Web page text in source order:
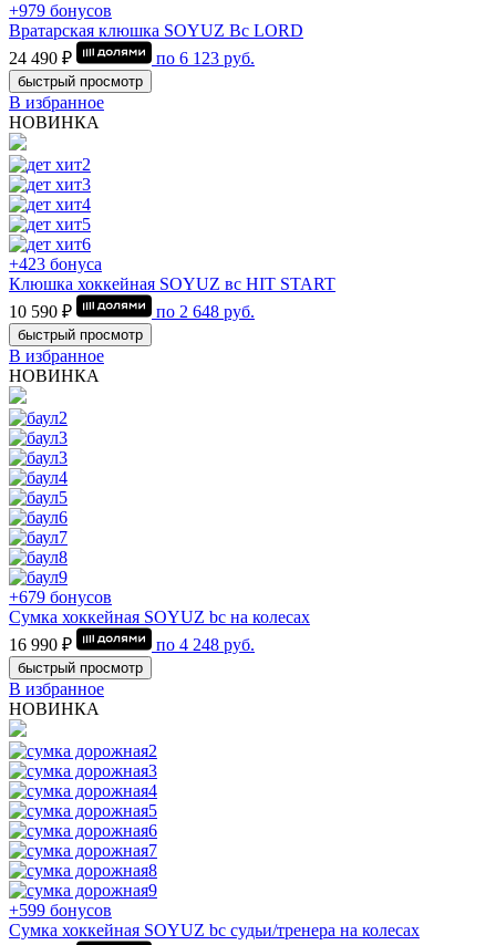
+979 бонусов
Вратарская клюшка SOYUZ Bc LORD
24 490 ₽
по 6 123 руб.
быстрый просмотр
В избранное
НОВИНКА
+423 бонуса
Клюшка хоккейная SOYUZ вс HIT START
10 590 ₽
по 2 648 руб.
быстрый просмотр
В избранное
НОВИНКА
+679 бонусов
Сумка хоккейная SOYUZ bc на колесах
16 990 ₽
по 4 248 руб.
быстрый просмотр
В избранное
НОВИНКА
+599 бонусов
Сумка хоккейная SOYUZ bc судьи/тренера на колесах